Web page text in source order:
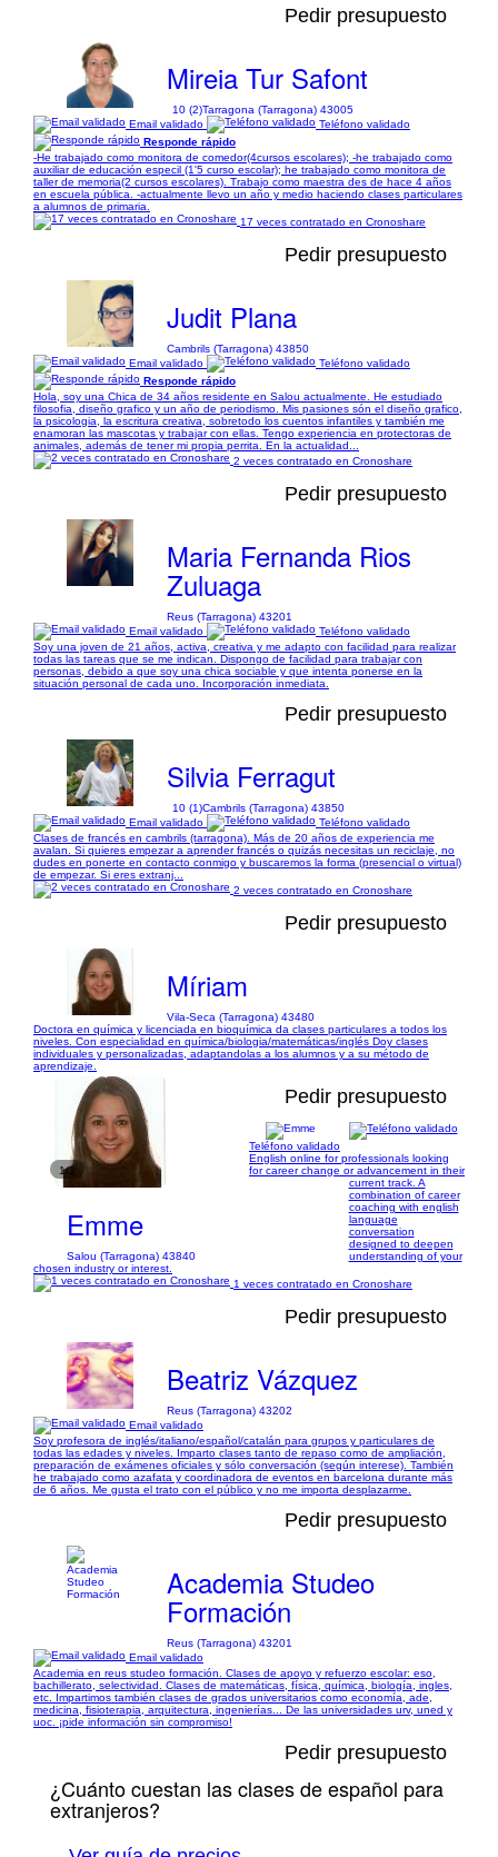
Pedir presupuesto
Mireia Tur Safont
10 (2)Tarragona (Tarragona) 43005
Email validado
Teléfono validado
Responde rápido
-He trabajado como monitora de comedor(4cursos escolares); -he trabajado como
auxiliar de educación especil (1'5 curso escolar); he trabajado como monitora de
taller de memoria(2 cursos escolares). Trabajo como maestra des de hace 4 años
en escuela pública. -actualmente llevo un año y medio haciendo clases particulares
a alumnos de primaria.
17 veces contratado en Cronoshare
Pedir presupuesto
Judit Plana
Cambrils (Tarragona) 43850
Email validado
Teléfono validado
Responde rápido
Hola, soy una Chica de 34 años residente en Salou actualmente. He estudiado
filosofia, diseño grafico y un año de periodismo. Mis pasiones són el diseño grafico,
la psicologia, la escritura creativa, sobretodo los cuentos infantiles y también me
enamoran las mascotas y trabajar con ellas. Tengo experiencia en protectoras de
animales, además de tener mi propia perrita. En la actualidad...
2 veces contratado en Cronoshare
Pedir presupuesto
Maria Fernanda Rios
Zuluaga
Reus (Tarragona) 43201
Email validado
Teléfono validado
Soy una joven de 21 años, activa, creativa y me adapto con facilidad para realizar
todas las tareas que se me indican. Dispongo de facilidad para trabajar con
personas, debido a que soy una chica sociable y que intenta ponerse en la
situación personal de cada uno. Incorporación inmediata.
Pedir presupuesto
Silvia Ferragut
10 (1)Cambrils (Tarragona) 43850
Email validado
Teléfono validado
Clases de francés en cambrils (tarragona). Más de 20 años de experiencia me
avalan. Si quieres empezar a aprender francés o quizás necesitas un reciclaje, no
dudes en ponerte en contacto conmigo y buscaremos la forma (presencial o virtual)
de empezar. Si eres extranj...
2 veces contratado en Cronoshare
Pedir presupuesto
Míriam
Vila-Seca (Tarragona) 43480
Doctora en química y licenciada en bioquímica da clases particulares a todos los
niveles. Con especialidad en química/biologia/matemáticas/inglés Doy clases
individuales y personalizadas, adaptandolas a los alumnos y a su método de
aprendizaje.
1/1
Pedir presupuesto
Emme
Salou (Tarragona) 43840
Teléfono validado
English online for professionals looking
for career change or advancement in their
current track. A
combination of career
coaching with english
language
conversation
designed to deepen
understanding of your
chosen industry or interest.
1 veces contratado en Cronoshare
Pedir presupuesto
Beatriz Vázquez
Reus (Tarragona) 43202
Email validado
Soy profesora de inglés/italiano/español/catalán para grupos y particulares de
todas las edades y niveles. Imparto clases tanto de repaso como de ampliación,
preparación de exámenes oficiales y sólo conversación (según interese). También
he trabajado como azafata y coordinadora de eventos en barcelona durante más
de 6 años. Me gusta el trato con el público y no me importa desplazarme.
Pedir presupuesto
Academia Studeo
Formación
Reus (Tarragona) 43201
Email validado
Academia en reus studeo formación. Clases de apoyo y refuerzo escolar: eso,
bachillerato, selectividad. Clases de matemáticas, física, química, biología, ingles,
etc. Impartimos también clases de grados universitarios como economía, ade,
medicina, fisioterapia, arquitectura, ingenierías... De las universidades urv, uned y
uoc. ¡pide información sin compromiso!
Pedir presupuesto
¿Cuánto cuestan las clases de español para
extranjeros?